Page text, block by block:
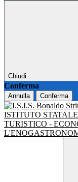
Chiudi
Conferma
Annulla Conferma
ISTITUTO
TURISTICO -